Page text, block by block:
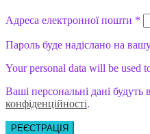
Адреса електронної пошти *
Пароль буде надіслано на
Your personal data will be used
Ваші персональні дані
конфіденційності.
РЕЄСТРАЦІЯ